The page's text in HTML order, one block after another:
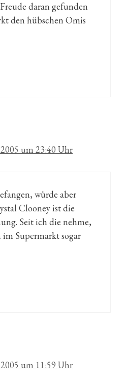
daran gefunden
den hübschen Omis
um 23:40 Uhr
würde aber
Clooney ist die
Seit ich die nehme,
im Supermarkt sogar
um 11:59 Uhr